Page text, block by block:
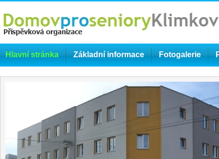
Hlavní stránka Základní informace Fotogalerie